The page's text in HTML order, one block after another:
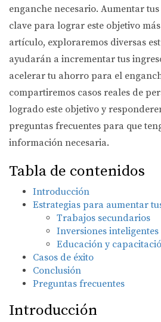
enganche necesario. Aumentar
clave para lograr este objetivo
artículo, exploraremos diversas
ayudarán a incrementar tus
acelerar tu ahorro para el
compartiremos casos reales de
logrado este objetivo y
preguntas frecuentes para que
información necesaria.
Tabla de contenidos
Introducción
Estrategias para aumentar
Trabajos secundarios
Inversiones inteligentes
Educación y
Casos de éxito
Conclusión
Preguntas frecuentes
Introducción